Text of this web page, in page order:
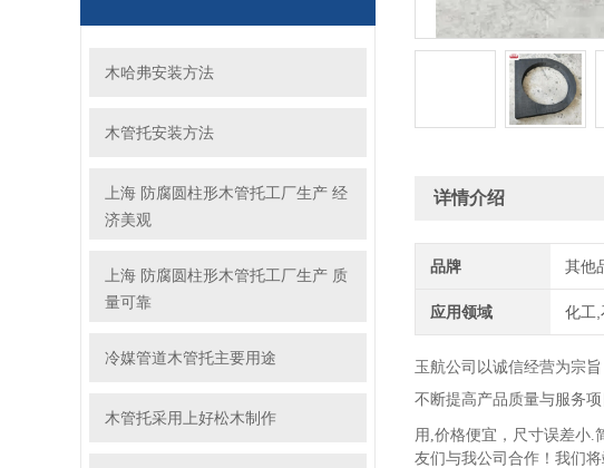
木哈弗安装方法
木管托安装方法
上海 防腐圆柱形木管托工厂生产 经
济美观
上海 防腐圆柱形木管托工厂生产 质
量可靠
冷媒管道木管托主要用途
木管托采用上好松木制作
详情介绍
品牌 其他
应用领域 化工
玉航公司以诚信经营为宗
不断提高产品质量与服务
用,价格便宜，尺寸误差小.
友们与我公司合作！我们将